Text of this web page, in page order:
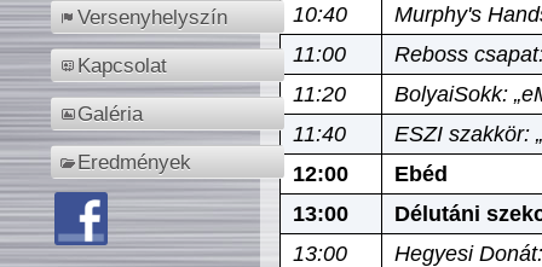
Versenyhelyszín
Kapcsolat
Galéria
Eredmények
10:40
Murphy's
11:00
Reboss
11:20
BolyaiSokk:
11:40
ESZI szakkör:
12:00
Ebéd
13:00
Délutáni
13:00
Hegyesi